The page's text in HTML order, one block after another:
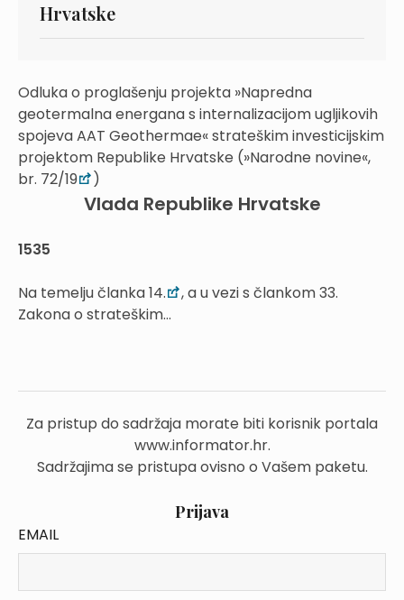
Hrvatske
Odluka o proglašenju projekta »Napredna
geotermalna energana s internalizacijom ugljikovih
spojeva AAT Geothermae« strateškim investicijskim
projektom Republike Hrvatske (»Narodne novine«,
br. 72/19
)
Vlada Republike Hrvatske
1535
Na temelju članka 14.
, a u vezi s člankom 33.
Zakona o strateškim...
Za pristup do sadržaja morate biti korisnik portala
www.informator.hr.
Sadržajima se pristupa ovisno o Vašem paketu.
Prijava
EMAIL